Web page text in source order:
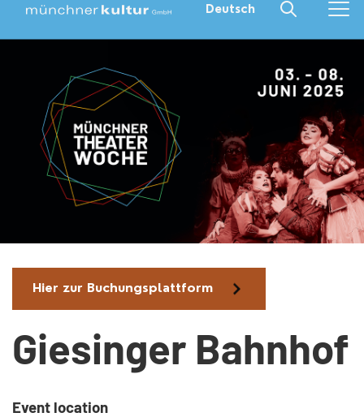
Deutsch
Hier zur Buchungsplattform
Giesinger Bahnhof
Event location